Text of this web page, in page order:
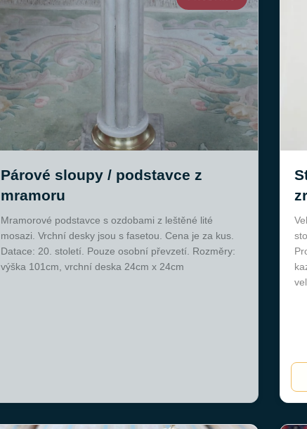
Párové sloupy / podstavce z
mramoru
Mramorové podstavce s ozdobami z leštěné lité
mosazi. Vrchní desky jsou s fasetou. Cena je za kus.
Datace: 20. století. Pouze osobní převzetí. Rozměry:
výška 101cm, vrchní deska 24cm x 24cm